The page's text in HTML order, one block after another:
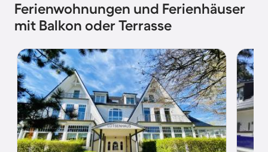
Ferienwohnungen und Ferienhäuser
mit Balkon oder Terrasse